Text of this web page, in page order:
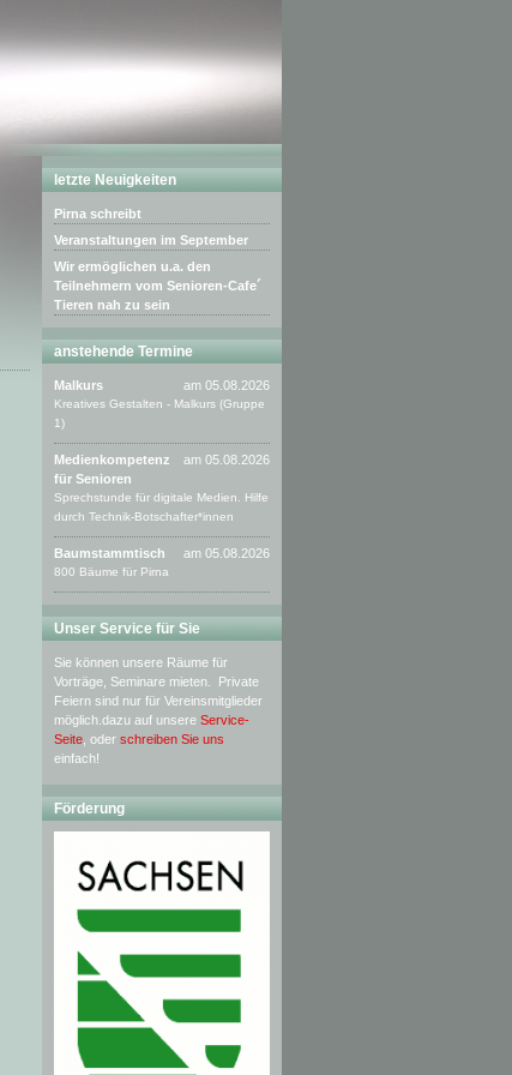
letzte Neuigkeiten
Pirna schreibt
Veranstaltungen im September
Wir ermöglichen u.a. den
Teilnehmern vom Senioren-Cafe´
Tieren nah zu sein
anstehende Termine
am 05.08.2026
Malkurs
Kreatives Gestalten - Malkurs (Gruppe
1)
am 05.08.2026
Medienkompetenz
für Senioren
Sprechstunde für digitale Medien. Hilfe
durch Technik-Botschafter*innen
am 05.08.2026
Baumstammtisch
800 Bäume für Pirna
Unser Service für Sie
Sie können unsere Räume für
Vorträge, Seminare mieten. Private
Feiern sind nur für Vereinsmitglieder
möglich.dazu auf unsere Service-
Seite , oder schreiben Sie uns
einfach!
Förderung